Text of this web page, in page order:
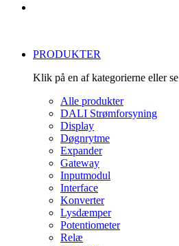
PRODUKTER
Klik på en af kategorierne eller
Alle produkter
DALI Strømforsyning
Display
Døgnrytme
Expander
Gateway
Inputmodul
Interface
Konverter
Lysdæmper
Potentiometer
Relæ